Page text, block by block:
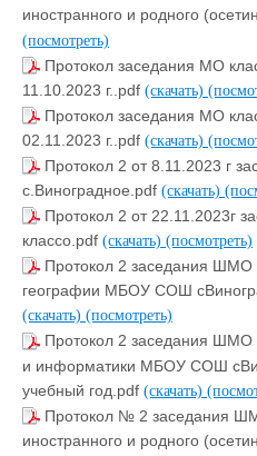
иностранного и родного
(посмотреть)
Протокол заседания МО
11.10.2023 г..pdf (скачать)
Протокол заседания МО
02.11.2023 г..pdf (скачать)
Протокол 2 от 8.11.2023 г
с.Виноградное.pdf (скачать)
Протокол 2 от 22.11.2023г
классо.pdf (скачать) (посмотреть)
Протокол 2 заседания ШМО
географии МБОУ СОШ
(скачать) (посмотреть)
Протокол 2 заседания ШМО
и информатики МБОУ СОШ
учебный год.pdf (скачать)
Протокол № 2 заседания
иностранного и родного